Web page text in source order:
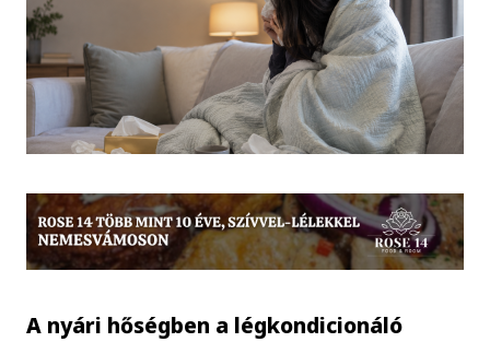
A nyári hőségben a légkondicionáló